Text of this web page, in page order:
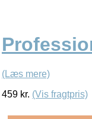
(Læs mere)
459 kr. (Vis fragtpris)